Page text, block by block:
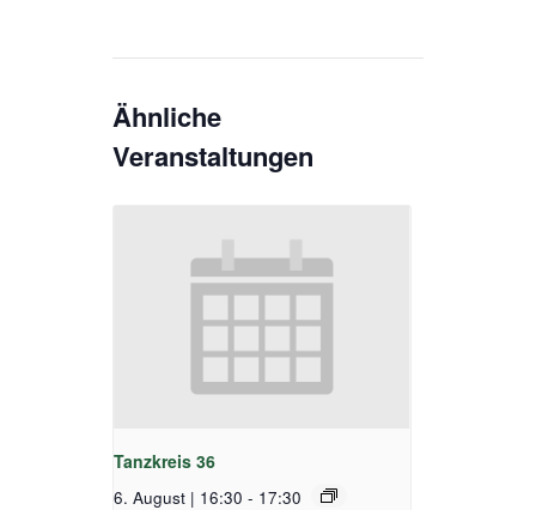
Ähnliche
Veranstaltungen
Tanzkreis 36
6. August | 16:30 - 17:30